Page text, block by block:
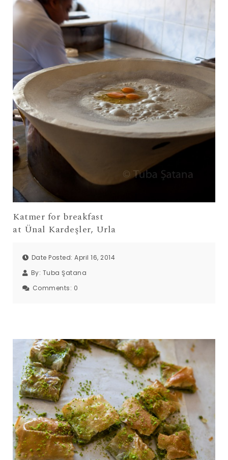
Katmer for breakfast
at Ünal Kardeşler, Urla
Date Posted: April 16, 2014
By: Tuba Şatana
Comments: 0